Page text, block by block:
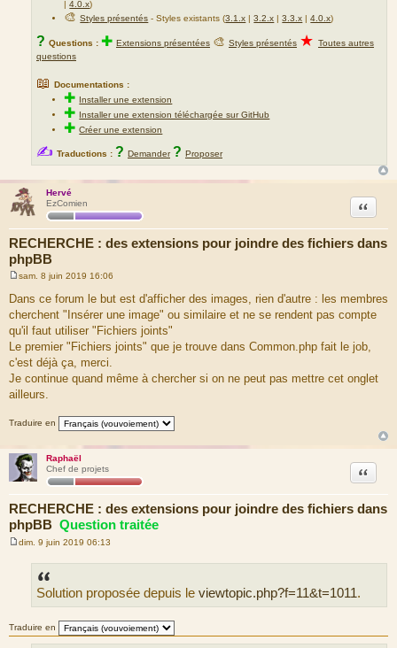
|4.0.x)
🎨Styles présentés - Styles existants (3.1.x |3.2.x |3.3.x |4.0.x)
? Questions : ✚ Extensions présentées 🎨 Styles présentés ★ Toutes autres
questions
📖 Documentations :
✚ Installer une extension
✚ Installer une extension téléchargée sur GitHub
✚Créer une extension
✍ Traductions : ? Demander ? Proposer
Hervé
EzComien
RECHERCHE : des extensions pour joindre des fichiers dans
phpBB
Citation
e
s
s
a
g
e
sam. 8 juin 2019 16:06
Dans ce forum le but est d'afficher des images, rien d'autre : les membres
cherchent "Insérer une image" ou similaire et ne se rendent pas compte
qu'il faut utiliser "Fichiers joints"
Le premier "Fichiers joints" que je trouve dans Common.php fait le job,
c'est déjà ça, merci.
Je continue quand même à chercher si on ne peut pas mettre cet onglet
ailleurs.
Traduire en
Raphaël
Chef de projets
RECHERCHE : des extensions pour joindre des fichiers dans
phpBB Question traitée
Citation
dim. 9 juin 2019 06:13
Solution proposée depuis le viewtopic.php?f=11&t=1011.
Traduire en